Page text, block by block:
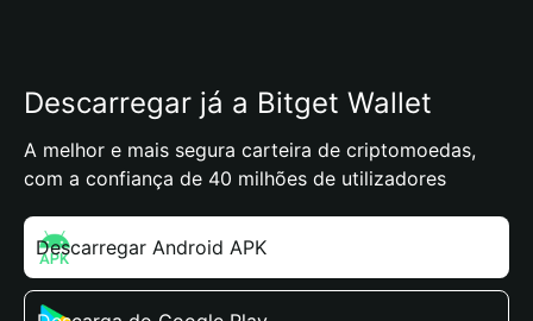
Descarregar já a Bitget Wallet
A melhor e mais segura carteira de criptomoedas,
com a confiança de 40 milhões de utilizadores
Descarregar Android APK